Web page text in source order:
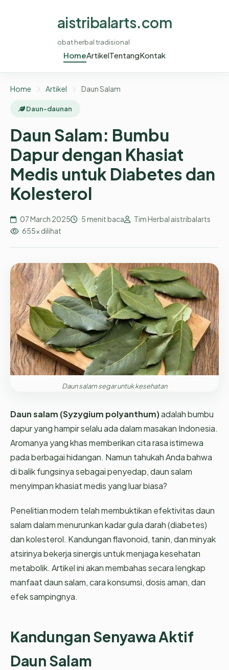
aistribalarts.com
obat herbal tradisional
HomeArtikelTentangKontak
Home Artikel Daun Salam
Daun-daunan
Daun Salam: Bumbu
Dapur dengan Khasiat
Medis untuk Diabetes dan
Kolesterol
07 March 2025 5 menit baca
Tim Herbal aistribalarts
655x dilihat
Daun salam segar untuk kesehatan
Daun salam (Syzygium polyanthum)adalah bumbu
dapur yang hampir selalu ada dalam masakan Indonesia.
Aromanya yang khas memberikan cita rasa istimewa
pada berbagai hidangan. Namun tahukah Anda bahwa
di balik fungsinya sebagai penyedap, daun salam
menyimpan khasiat medis yang luar biasa?
Penelitian modern telah membuktikan efektivitas daun
salam dalam menurunkan kadar gula darah (diabetes)
dan kolesterol. Kandungan flavonoid, tanin, dan minyak
atsirinya bekerja sinergis untuk menjaga kesehatan
metabolik. Artikel ini akan membahas secara lengkap
manfaat daun salam, cara konsumsi, dosis aman, dan
efek sampingnya.
Kandungan Senyawa Aktif
Daun Salam